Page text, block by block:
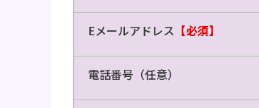
Eメールアドレス 【必須】
電話番号（任意）